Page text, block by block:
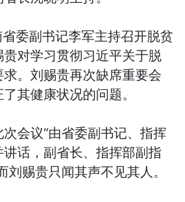
副书记李军主持召开脱贫
对学习贯彻习近平关于脱
。刘赐贵再次缺席重要会
其健康状况的问题。
会议“由省委副书记、指挥
话，副省长、指挥部副指
刘赐贵只闻其声不见其人。